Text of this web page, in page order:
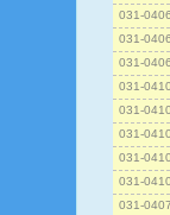
031-
031-
031-
031-
031-
031-
031-
031-
031-